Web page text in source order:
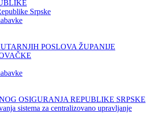
Srpske
POSLOVA ŽUPANIJE
OSIGURANJA REPUBLIKE SRPSKE
sistema za centralizovano upravljanje